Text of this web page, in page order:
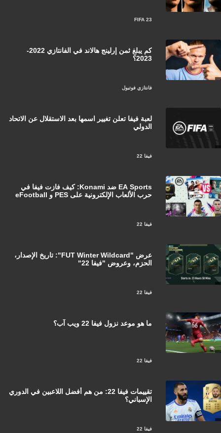
FIFA 23
فانتازي فوتبول
كم يبلغ ثمن إرلينج هالاند في الفانتازي 2022-
2023؟
فيفا 22
لعبة فيفا تعلن تغيير اسمها بعد الاستقلال عن الاتحاد
الدولي
فيفا 22
EA Sports ضد Konami: كيف فازت فيفا في
حرب الألعاب الإلكترونية على PES و eFootball
فيفا 22
عرض "FUT Winter Wildcard": تاريخ الإصدار،
الحزم، وعروض "فيفا 22"
فيفا 22
ما هو موعد نزول فيفا 22 ويب آب؟
فيفا 22
تقييمات فيفا 22: من هم أفضل اللاعبين في الدوري
الإسباني؟